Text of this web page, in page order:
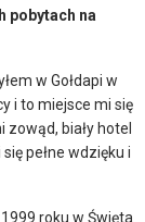
pobytach na
w Gołdapi w
i to miejsce mi się
zowąd, biały hotel
pełne wdzięku i
roku w Święta